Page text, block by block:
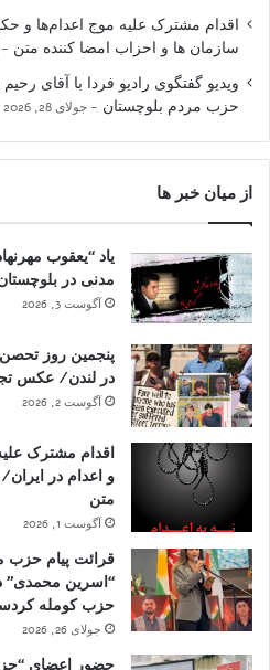
اقدام مشترک علیه موج اعدام‌ها و
سازمان ها و احزاب امضا کننده متن
ویدیو گفتگوی رادیو فردا با آقای
حزب مردم بلوچستان
جولای 28, 2026
از میان خبر ها
یاد “یعقوب
مدنی در
آگوست 3, 2026
پنجمین روز تحصن
در لندن/ عکس
آگوست 2, 2026
اقدام مشترک
و اعدام در
متن
آگوست 1, 2026
قرائت پیام حزب
“اسرین محمدی”
حزب کومله
جولای 26, 2026
حضور اعضای